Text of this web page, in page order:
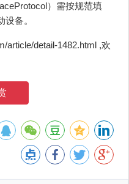
）需按规范填
备。
article/detail-1482.html ,欢